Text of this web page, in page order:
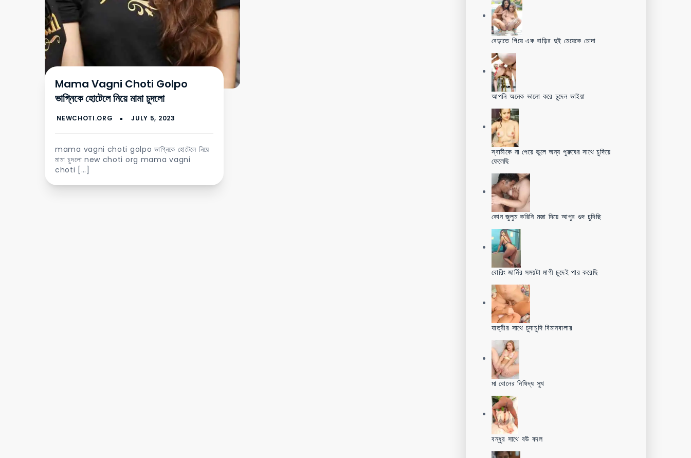
Mama Vagni Choti Golpo
ভাগ্নিকে হোটেলে নিয়ে মামা চুদলো
mama vagni choti golpo ভাগ্নিকে হোটেলে নিয়ে
মামা চুদলো new choti org mama vagni
choti […]
বেড়াতে গিয়ে এক বাড়ির দুই মেয়েকে চোদা
আপনি অনেক ভালো করে চুদেন ভাইয়া
স্বামীকে না পেয়ে ভুলে অন্য পুরুষের সাথে চুদিয়ে
ফেলেছি
কোন জুলুম করিনি মজা দিয়ে আপুর গুদ চুদিছি
বোরিং জার্নির সময়টা মাগী চুদেই পার করেছি
যাত্রীর সাথে চুদাচুদি বিমানবালার
মা বোনের নিষিদ্ধ সুখ
বন্ধুর সাথে বউ বদল